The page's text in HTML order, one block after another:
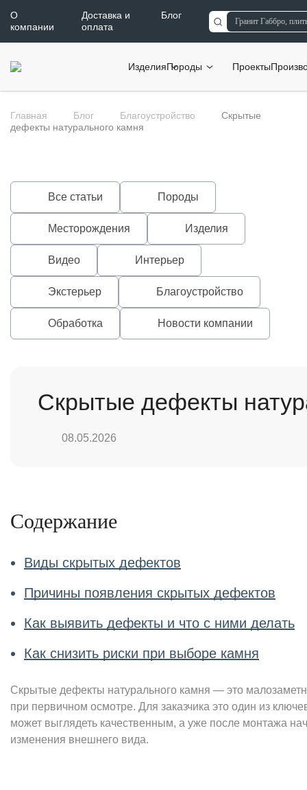
О
компании
Доставка и
оплата
Блог
ИзделияПороды Проекты
Главная Блог Благоустройство
Скрытые
дефекты натурального камня
Все статьи Породы
Месторождения Изделия
Видео Интерьер
Экстерьер Благоустройство
Обработка Новости компании
Скрытые дефекты
08.05.2026
Содержание
Виды скрытых дефектов
Причины появления скрытых дефектов
Как выявить дефекты и что с ними делать
Как снизить риски при выборе камня
Скрытые дефекты натурального камня — это
при первичном осмотре. Для заказчика это один из
может выглядеть качественным, а уже после монтажа
изменения внешнего вида.